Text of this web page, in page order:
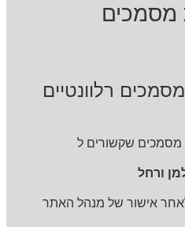
רלוונטיים
מסמכים שקשורים ל
ורחל
אישור של מנהל האתר